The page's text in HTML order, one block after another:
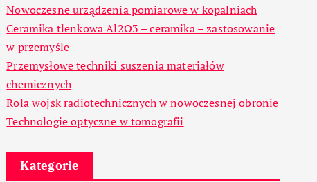
Nowoczesne urządzenia pomiarowe w kopalniach
Ceramika tlenkowa Al2O3 – ceramika – zastosowanie
w przemyśle
Przemysłowe techniki suszenia materiałów
chemicznych
Rola wojsk radiotechnicznych w nowoczesnej obronie
Technologie optyczne w tomografii
Kategorie